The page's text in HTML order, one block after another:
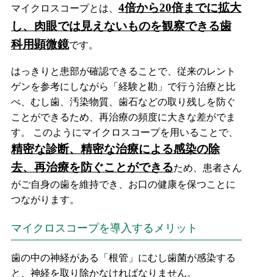
マイクロスコープとは、 4倍から20倍までに拡大
し、肉眼では見えないものを観察できる歯
科用顕微鏡です。
はっきりと患部が確認できることで、従来のレント
ゲンを参考にしながら「経験と勘」で行う治療と比
べ、むし歯、汚染物質、歯石などの取り残しを防ぐ
ことができるため、再治療の頻度に大きな差がでま
す。 このようにマイクロスコープを用いることで、
精密な診断、精密な治療による感染の除
去、再治療を防ぐことができるため、患者さん
がご自身の歯を維持でき、お口の健康を保つことに
つながります。
マイクロスコープを導入するメリット
歯の中の神経がある「根管」にむし歯菌が感染する
と、神経を取り除かなければなりません。